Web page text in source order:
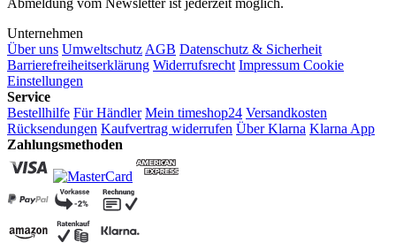
Abmeldung vom Newsletter ist jederzeit möglich.
Unternehmen
Über uns Umweltschutz AGB Datenschutz & Sicherheit
Barrierefreiheitserklärung Widerrufsrecht Impressum Cookie
Einstellungen
Service
Bestellhilfe Für Händler Mein timeshop24 Versandkosten
Rücksendungen Kaufvertrag widerrufen Über Klarna Klarna App
Zahlungsmethoden